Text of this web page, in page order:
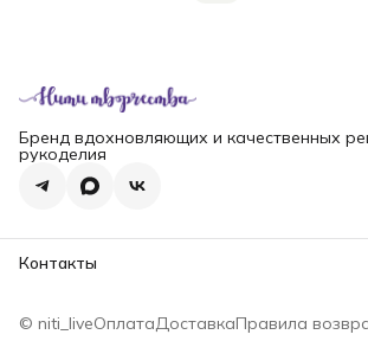
Бренд вдохновляющих и качественных
рукоделия
Контакты
Эл. почта
© niti_liveОплатаДоставкаПравила